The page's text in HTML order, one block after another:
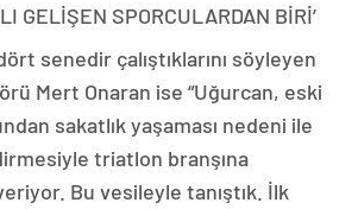
GELİŞEN SPORCULARDAN BİRİ’
senedir çalıştıklarını söyleyen
Mert Onaran ise “Uğurcan, eski
sakatlık yaşaması nedeni ile
triatlon branşına
Bu vesileyle tanıştık. İlk